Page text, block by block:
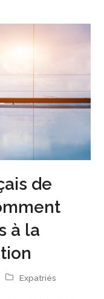
de
à la
Expatriés